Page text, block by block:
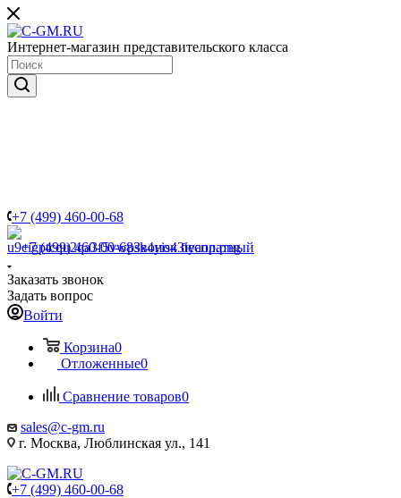
Интернет-магазин представительского класса
+7 (499) 460-00-68
+7 (499) 460-00-68Звонок бесплатный
Заказать звонок
Задать вопрос
Войти
Корзина0
Отложенные0
Сравнение товаров0
sales@c-gm.ru
г. Москва, Люблинская ул., 141
+7 (499) 460-00-68